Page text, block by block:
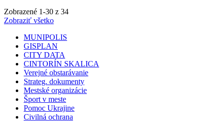
Zobrazené 1-30 z 34
Zobraziť všetko
MUNIPOLIS
GISPLAN
CITY DATA
CINTORÍN SKALICA
Verejné obstarávanie
Strateg. dokumenty
Mestské organizácie
Šport v meste
Pomoc Ukrajine
Civilná ochrana